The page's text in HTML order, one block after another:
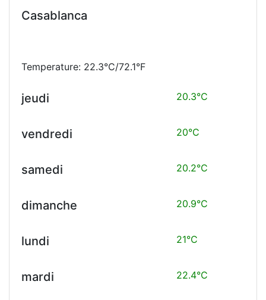
Casablanca
Temperature: 22.3°C/72.1°F
jeudi 20.3°C
vendredi 20°C
samedi 20.2°C
dimanche 20.9°C
lundi 21°C
mardi 22.4°C